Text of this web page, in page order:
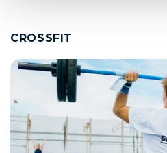
CROSSFIT